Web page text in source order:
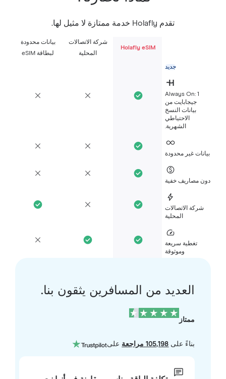
Holafly eSIM
شركة الاتصالات
بيانات محدودة
Always On: 1
جيجابايت من
بيانات النسخ
الاحتياطي
غير محدودة
مصاريف خفية
شركة الاتصالات
تغطية سريعة
العديد من المسافرين يثقون بنا.
بناءً على105,198 مراجعة على